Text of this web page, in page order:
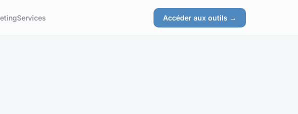
Services Accéder aux outils →